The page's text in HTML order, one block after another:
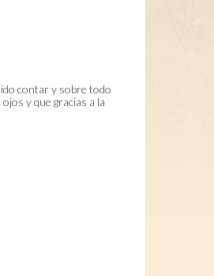
contar y sobre todo
y que gracias a la